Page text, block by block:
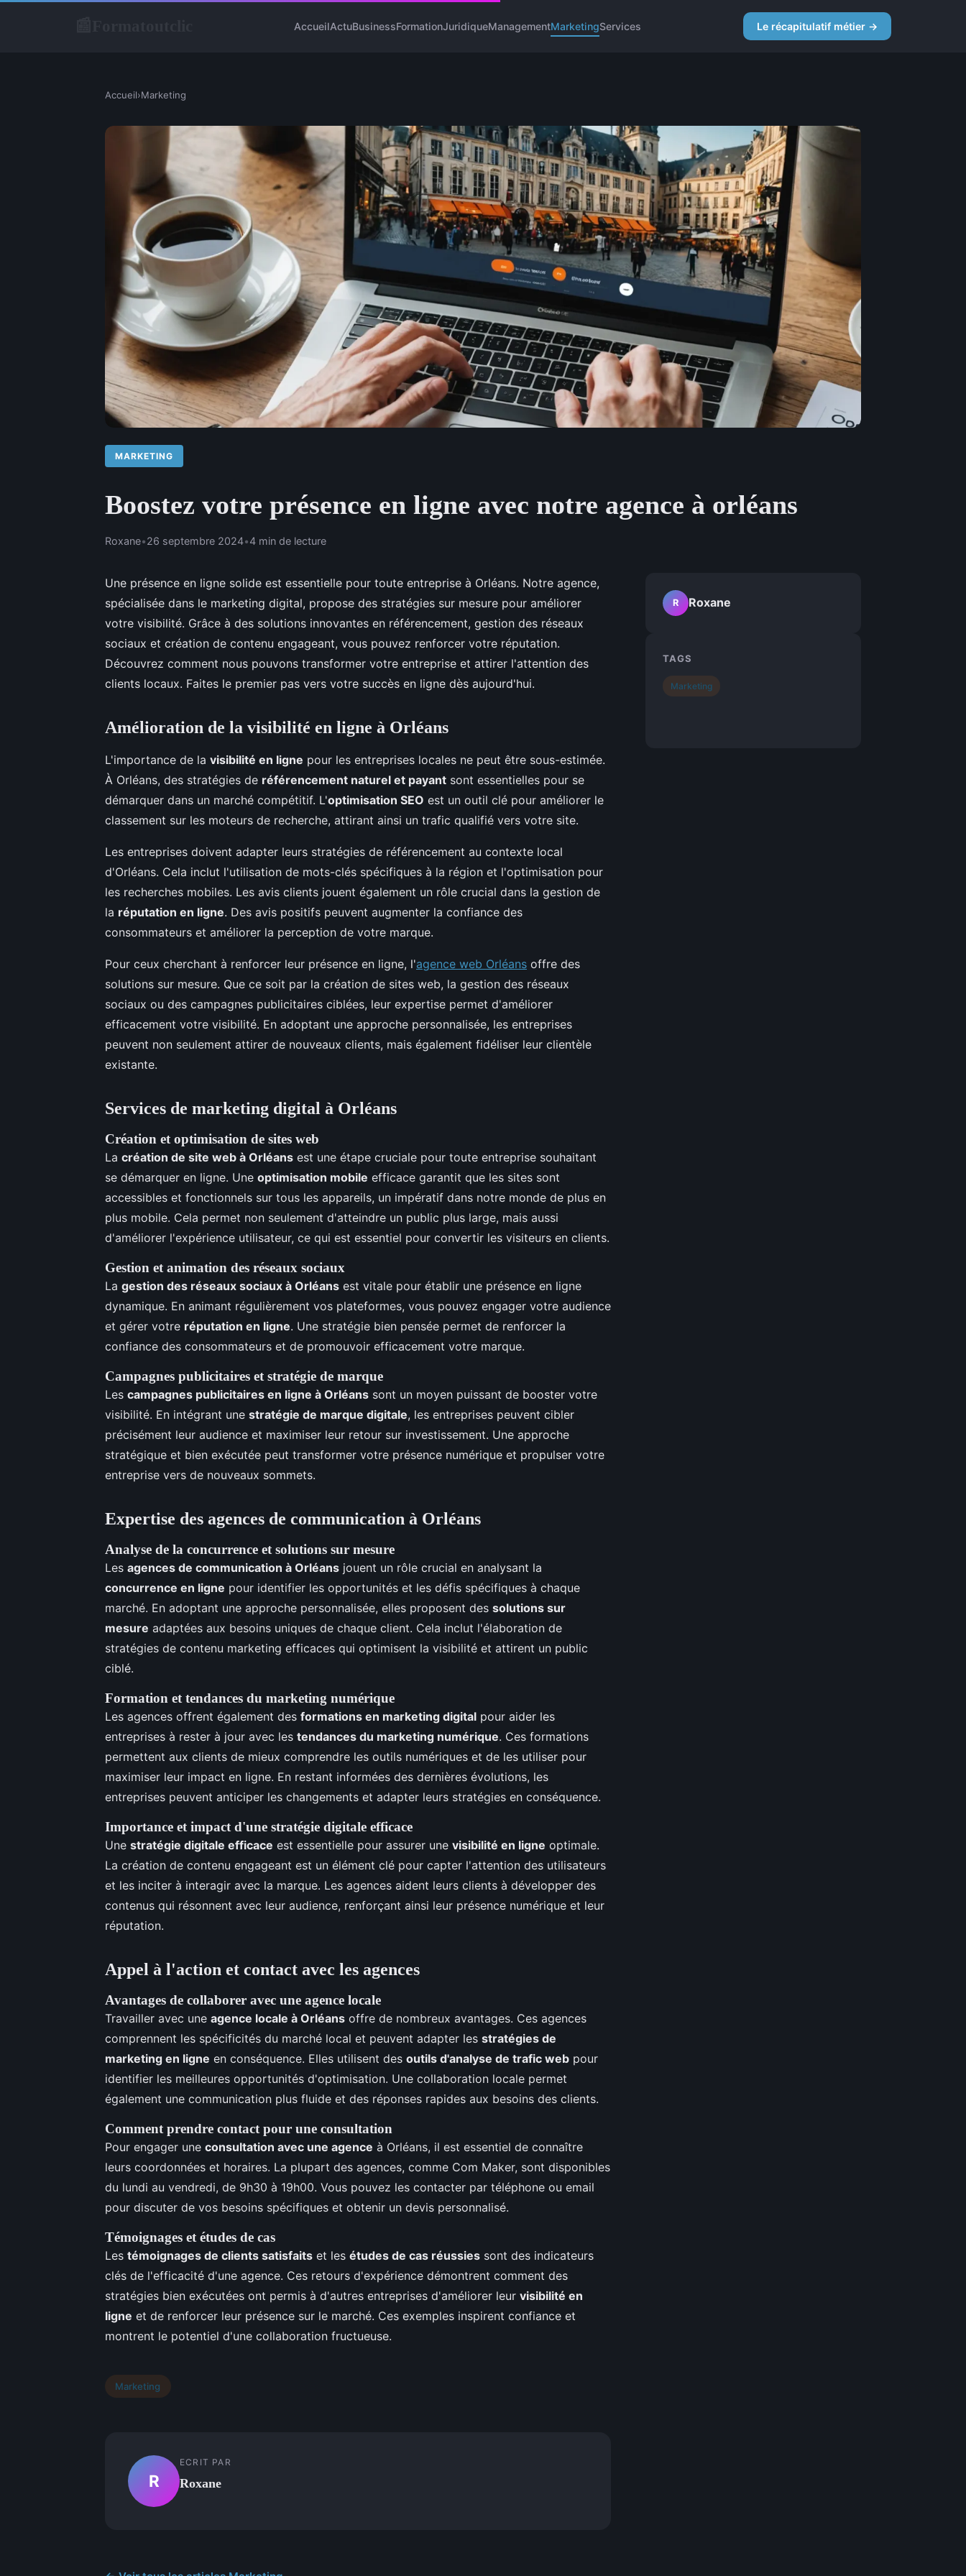
AccueilActuBusinessFormationJuridiqueManagementMarketingServices Le récapitulatif métier →
Accueil›Marketing
MARKETING
Boostez votre présence en ligne avec notre agence à orléans
Roxane•26 septembre 2024•4 min de lecture
Une présence en ligne solide est essentielle pour toute entreprise à Orléans. Notre agence,
spécialisée dans le marketing digital, propose des stratégies sur mesure pour améliorer
votre visibilité. Grâce à des solutions innovantes en référencement, gestion des réseaux
sociaux et création de contenu engageant, vous pouvez renforcer votre réputation.
Découvrez comment nous pouvons transformer votre entreprise et attirer l'attention des
clients locaux. Faites le premier pas vers votre succès en ligne dès aujourd'hui.
Amélioration de la visibilité en ligne à Orléans
L'importance de la visibilité en ligne pour les entreprises locales ne peut être sous-estimée.
À Orléans, des stratégies de référencement naturel et payant sont essentielles pour se
démarquer dans un marché compétitif. L'optimisation SEO est un outil clé pour améliorer le
classement sur les moteurs de recherche, attirant ainsi un trafic qualifié vers votre site.
Les entreprises doivent adapter leurs stratégies de référencement au contexte local
d'Orléans. Cela inclut l'utilisation de mots-clés spécifiques à la région et l'optimisation pour
les recherches mobiles. Les avis clients jouent également un rôle crucial dans la gestion de
la réputation en ligne. Des avis positifs peuvent augmenter la confiance des
consommateurs et améliorer la perception de votre marque.
Pour ceux cherchant à renforcer leur présence en ligne, l'agence web Orléans offre des
solutions sur mesure. Que ce soit par la création de sites web, la gestion des réseaux
sociaux ou des campagnes publicitaires ciblées, leur expertise permet d'améliorer
efficacement votre visibilité. En adoptant une approche personnalisée, les entreprises
peuvent non seulement attirer de nouveaux clients, mais également fidéliser leur clientèle
existante.
Services de marketing digital à Orléans
Création et optimisation de sites web
La création de site web à Orléans est une étape cruciale pour toute entreprise souhaitant
se démarquer en ligne. Une optimisation mobile efficace garantit que les sites sont
accessibles et fonctionnels sur tous les appareils, un impératif dans notre monde de plus en
plus mobile. Cela permet non seulement d'atteindre un public plus large, mais aussi
d'améliorer l'expérience utilisateur, ce qui est essentiel pour convertir les visiteurs en clients.
Gestion et animation des réseaux sociaux
La gestion des réseaux sociaux à Orléans est vitale pour établir une présence en ligne
dynamique. En animant régulièrement vos plateformes, vous pouvez engager votre audience
et gérer votre réputation en ligne. Une stratégie bien pensée permet de renforcer la
confiance des consommateurs et de promouvoir efficacement votre marque.
Campagnes publicitaires et stratégie de marque
Les campagnes publicitaires en ligne à Orléans sont un moyen puissant de booster votre
visibilité. En intégrant une stratégie de marque digitale, les entreprises peuvent cibler
précisément leur audience et maximiser leur retour sur investissement. Une approche
stratégique et bien exécutée peut transformer votre présence numérique et propulser votre
entreprise vers de nouveaux sommets.
Expertise des agences de communication à Orléans
Analyse de la concurrence et solutions sur mesure
Les agences de communication à Orléans jouent un rôle crucial en analysant la
concurrence en ligne pour identifier les opportunités et les défis spécifiques à chaque
marché. En adoptant une approche personnalisée, elles proposent des solutions sur
mesure adaptées aux besoins uniques de chaque client. Cela inclut l'élaboration de
stratégies de contenu marketing efficaces qui optimisent la visibilité et attirent un public
ciblé.
Formation et tendances du marketing numérique
Les agences offrent également des formations en marketing digital pour aider les
entreprises à rester à jour avec les tendances du marketing numérique. Ces formations
permettent aux clients de mieux comprendre les outils numériques et de les utiliser pour
maximiser leur impact en ligne. En restant informées des dernières évolutions, les
entreprises peuvent anticiper les changements et adapter leurs stratégies en conséquence.
Importance et impact d'une stratégie digitale efficace
Une stratégie digitale efficace est essentielle pour assurer une visibilité en ligne optimale.
La création de contenu engageant est un élément clé pour capter l'attention des utilisateurs
et les inciter à interagir avec la marque. Les agences aident leurs clients à développer des
contenus qui résonnent avec leur audience, renforçant ainsi leur présence numérique et leur
réputation.
Appel à l'action et contact avec les agences
Avantages de collaborer avec une agence locale
Travailler avec une agence locale à Orléans offre de nombreux avantages. Ces agences
comprennent les spécificités du marché local et peuvent adapter les stratégies de
marketing en ligne en conséquence. Elles utilisent des outils d'analyse de trafic web pour
identifier les meilleures opportunités d'optimisation. Une collaboration locale permet
également une communication plus fluide et des réponses rapides aux besoins des clients.
Comment prendre contact pour une consultation
Pour engager une consultation avec une agence à Orléans, il est essentiel de connaître
leurs coordonnées et horaires. La plupart des agences, comme Com Maker, sont disponibles
du lundi au vendredi, de 9h30 à 19h00. Vous pouvez les contacter par téléphone ou email
pour discuter de vos besoins spécifiques et obtenir un devis personnalisé.
Témoignages et études de cas
Les témoignages de clients satisfaits et les études de cas réussies sont des indicateurs
clés de l'efficacité d'une agence. Ces retours d'expérience démontrent comment des
stratégies bien exécutées ont permis à d'autres entreprises d'améliorer leur visibilité en
ligne et de renforcer leur présence sur le marché. Ces exemples inspirent confiance et
montrent le potentiel d'une collaboration fructueuse.
Marketing
R
ECRIT PAR
Roxane
R Roxane
TAGS
Marketing